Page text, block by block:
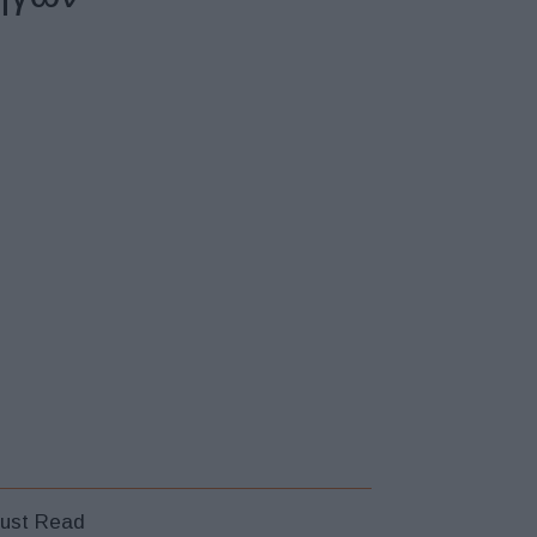
Read